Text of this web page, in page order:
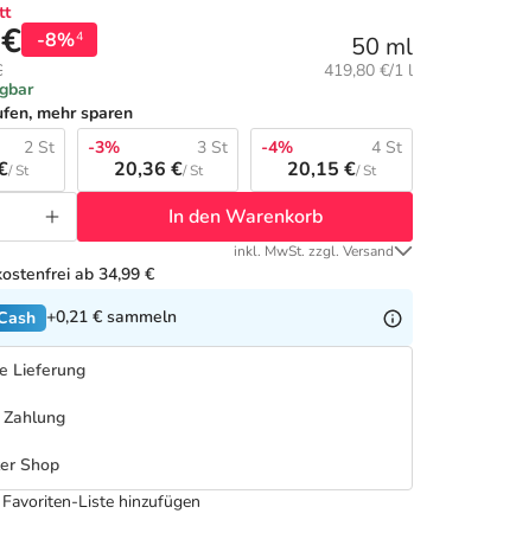
-8%4 50 ml
Grundpreis:
419,80 €/1 l
mehr sparen
2 St
/ St
-3% 3 St
20,36 €/ St
-4% 4 St
20,15 €/ St
In den Warenkorb
inkl. MwSt. zzgl. Versand
ab 34,99 €
+0,21 € sammeln
Lieferung
Shop
Liste hinzufügen